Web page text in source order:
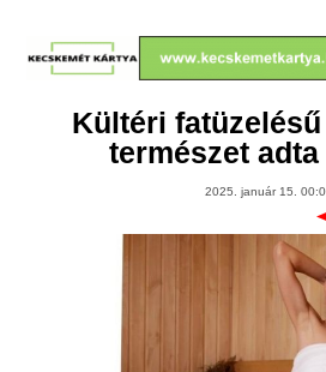
Kültéri
természet
2025. január 15.